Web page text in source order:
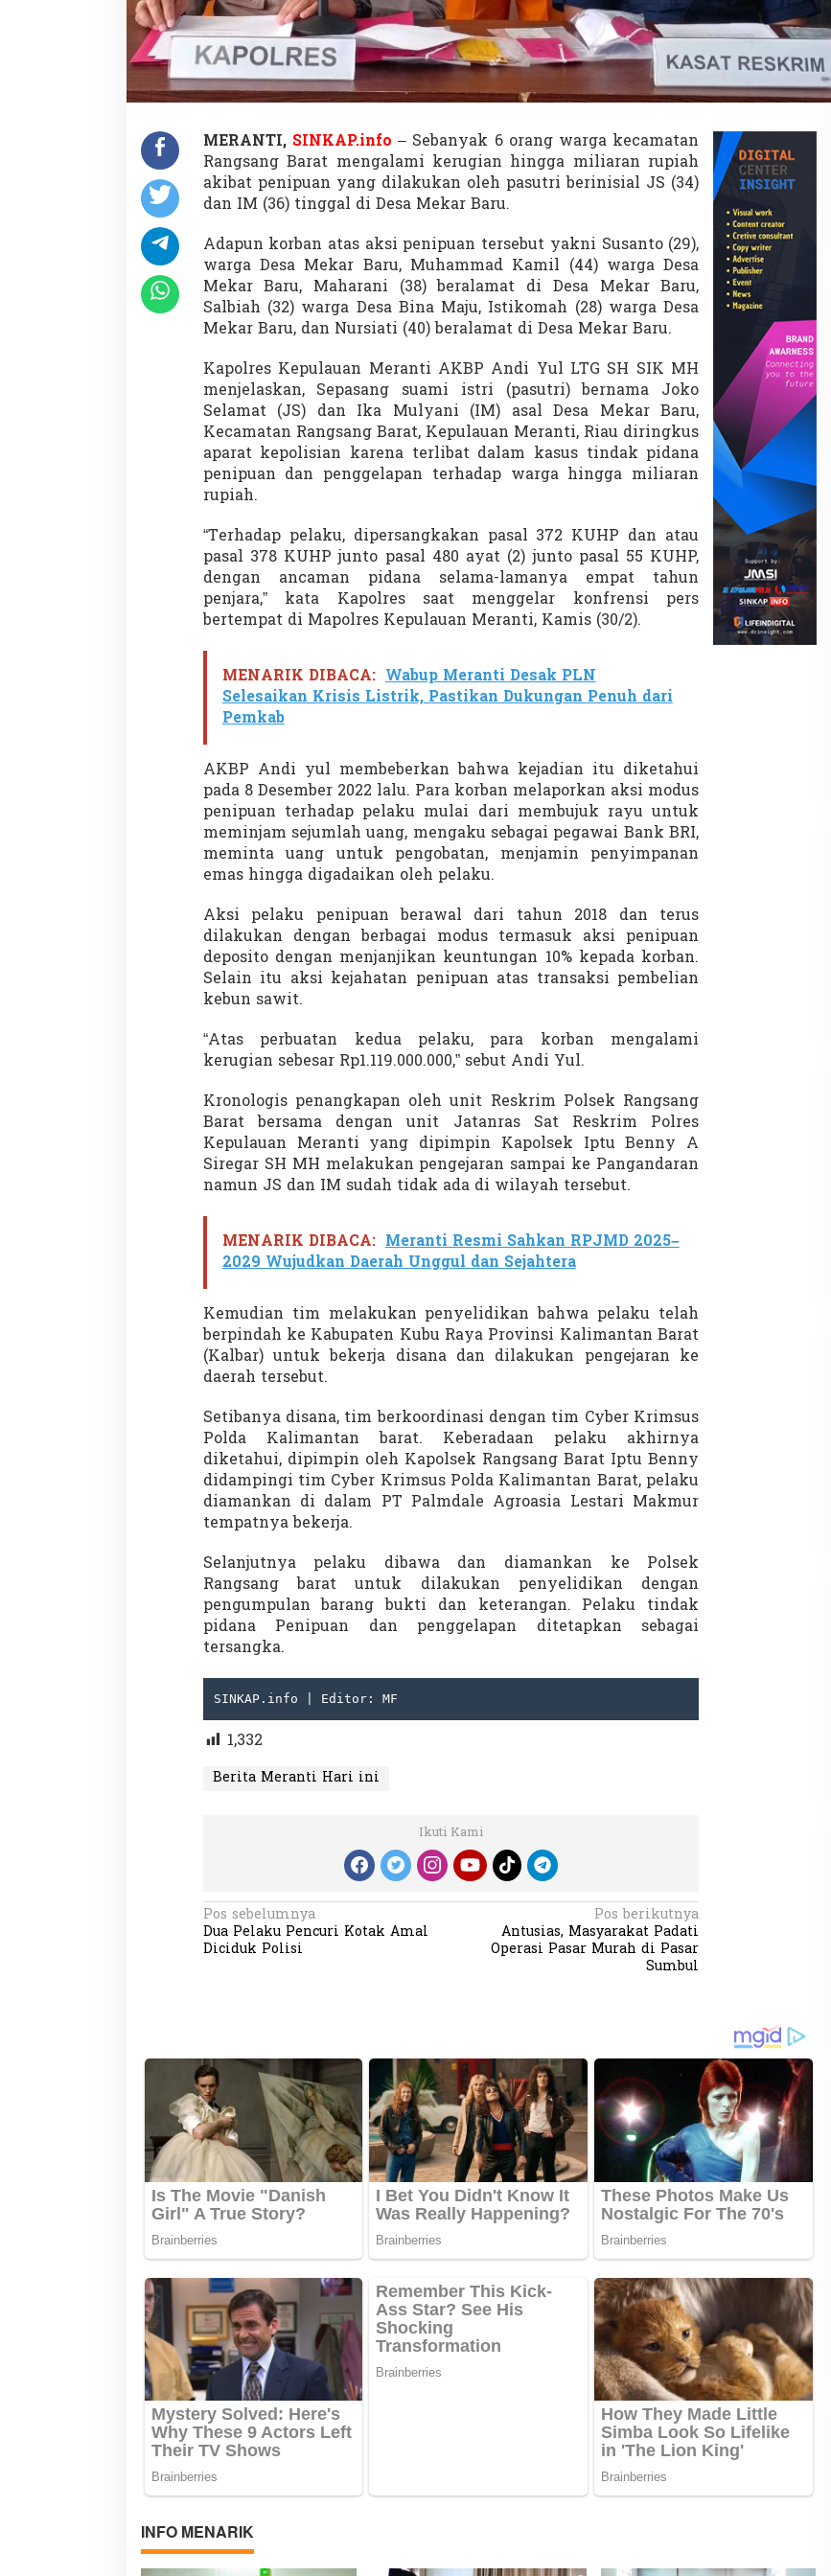
e
r
a
n
t
i
T
n
g
k
a
p
e
l
a
k
u
d
K
a
b
a
r
MERANTI, SINKAP.info – Sebanyak 6 orang warga kecamatan
Rangsang Barat mengalami kerugian hingga miliaran rupiah
akibat penipuan yang dilakukan oleh pasutri berinisial JS (34)
dan IM (36) tinggal di Desa Mekar Baru.
Adapun korban atas aksi penipuan tersebut yakni Susanto (29),
warga Desa Mekar Baru, Muhammad Kamil (44) warga Desa
Mekar Baru, Maharani (38) beralamat di Desa Mekar Baru,
Salbiah (32) warga Desa Bina Maju, Istikomah (28) warga Desa
Mekar Baru, dan Nursiati (40) beralamat di Desa Mekar Baru.
Kapolres Kepulauan Meranti AKBP Andi Yul LTG SH SIK MH
menjelaskan, Sepasang suami istri (pasutri) bernama Joko
Selamat (JS) dan Ika Mulyani (IM) asal Desa Mekar Baru,
Kecamatan Rangsang Barat, Kepulauan Meranti, Riau diringkus
aparat kepolisian karena terlibat dalam kasus tindak pidana
penipuan dan penggelapan terhadap warga hingga miliaran
rupiah.
“Terhadap pelaku, dipersangkakan pasal 372 KUHP dan atau
pasal 378 KUHP junto pasal 480 ayat (2) junto pasal 55 KUHP,
dengan ancaman pidana selama-lamanya empat tahun
penjara,” kata Kapolres saat menggelar konfrensi pers
bertempat di Mapolres Kepulauan Meranti, Kamis (30/2).
MENARIK DIBACA: Wabup Meranti Desak PLN
Selesaikan Krisis Listrik, Pastikan Dukungan Penuh dari
Pemkab
AKBP Andi yul membeberkan bahwa kejadian itu diketahui
pada 8 Desember 2022 lalu. Para korban melaporkan aksi modus
penipuan terhadap pelaku mulai dari membujuk rayu untuk
meminjam sejumlah uang, mengaku sebagai pegawai Bank BRI,
meminta uang untuk pengobatan, menjamin penyimpanan
emas hingga digadaikan oleh pelaku.
Aksi pelaku penipuan berawal dari tahun 2018 dan terus
dilakukan dengan berbagai modus termasuk aksi penipuan
deposito dengan menjanjikan keuntungan 10% kepada korban.
Selain itu aksi kejahatan penipuan atas transaksi pembelian
kebun sawit.
“Atas perbuatan kedua pelaku, para korban mengalami
kerugian sebesar Rp1.119.000.000,” sebut Andi Yul.
Kronologis penangkapan oleh unit Reskrim Polsek Rangsang
Barat bersama dengan unit Jatanras Sat Reskrim Polres
Kepulauan Meranti yang dipimpin Kapolsek Iptu Benny A
Siregar SH MH melakukan pengejaran sampai ke Pangandaran
namun JS dan IM sudah tidak ada di wilayah tersebut.
MENARIK DIBACA: Meranti Resmi Sahkan RPJMD 2025–
2029 Wujudkan Daerah Unggul dan Sejahtera
Kemudian tim melakukan penyelidikan bahwa pelaku telah
berpindah ke Kabupaten Kubu Raya Provinsi Kalimantan Barat
(Kalbar) untuk bekerja disana dan dilakukan pengejaran ke
daerah tersebut.
Setibanya disana, tim berkoordinasi dengan tim Cyber Krimsus
Polda Kalimantan barat. Keberadaan pelaku akhirnya
diketahui, dipimpin oleh Kapolsek Rangsang Barat Iptu Benny
didampingi tim Cyber Krimsus Polda Kalimantan Barat, pelaku
diamankan di dalam PT Palmdale Agroasia Lestari Makmur
tempatnya bekerja.
Selanjutnya pelaku dibawa dan diamankan ke Polsek
Rangsang barat untuk dilakukan penyelidikan dengan
pengumpulan barang bukti dan keterangan. Pelaku tindak
pidana Penipuan dan penggelapan ditetapkan sebagai
tersangka.
SINKAP.info | Editor: MF
1,332
Berita Meranti Hari ini
Ikuti Kami
N
a
a
s
i
p
o
s
Pos sebelumnya
Dua Pelaku Pencuri Kotak Amal
Diciduk Polisi
Pos berikutnya
Antusias, Masyarakat Padati
Operasi Pasar Murah di Pasar
Sumbul
INFO MENARIK
Demonstrasi Gen-Z Guncang
Nepal, PM Mundur Mendadak
Setelah Gedung Parlemen Dibakar
12 September 2025
Menteri Nusron: Patok Batas Tanah
Cegah Konflik dan Dukung
Penataan Ruang
Di NASIONAL, SOROTAN | 8 Agustus 2025
Rekognisi Sejarah Kerajaan Siak
dan Harapan Daerah Istimewa Riau
Di KOLOM, Opini, SOROTAN
Partisipasi Pemuda dalam
Pelayanan Sukarela Internasional
Diadakan di Nanjing
Di GLOBAL, VIDEO | 18 Januari 2024
Eksplore Meranti – Yok ke Meranti
Di Budaya, NASIONAL, VIDEO, Wisata
2024